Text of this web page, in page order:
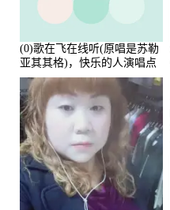
(0)歌在飞在线听(原唱是苏勒
亚其其格)，快乐的人演唱点
播:36次